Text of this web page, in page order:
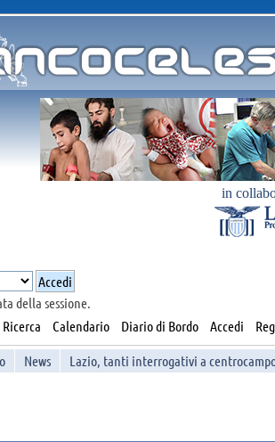
in
della sessione.
Ricerca Calendario Diario di Bordo Accedi
News
Lazio, tanti interrogativi a